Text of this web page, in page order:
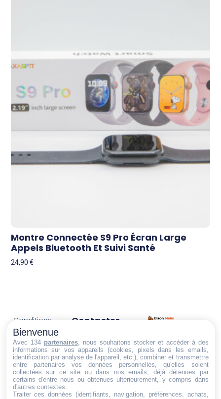
Montre Connectée S9 Pro Écran Large
Appels Bluetooth Et Suivi Santé
24,90€
Trouvez ce qu'il vous faut,
au bon endroit
Conditions
générales
de vente
Politique de
cookies
Politique de
confidentialité
Contactez-
Email:
dt@sasbms.fr
Bienvenue
Avec 134 partenaires, nous souhaitons stocker et accéder à des
informations sur vos appareils (cookies, pixels dans les emails,
identification par analyse de l'appareil, etc.), combiner et transmettre
entre partenaires vos données personnelles, qu'elles soient
collectées sur ce site ou dans nos emails, déjà détenues par
certains d'entre nous ou obtenues ultérieurement, y compris dans
d'autres contextes.
Traiter ces données (identifiants, navigation, préférences, achats,